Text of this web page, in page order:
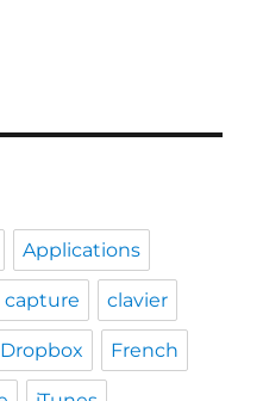
Applications
capture clavier
Dropbox French